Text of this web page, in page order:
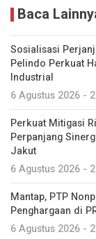
Baca
Sosialisasi
Pelindo Perkuat
Industrial
6 Agustus 2026 -
Perkuat Mitigasi
Perpanjang
Jakut
6 Agustus 2026 -
Mantap, PTP
Penghargaan di
6 Agustus 2026 -